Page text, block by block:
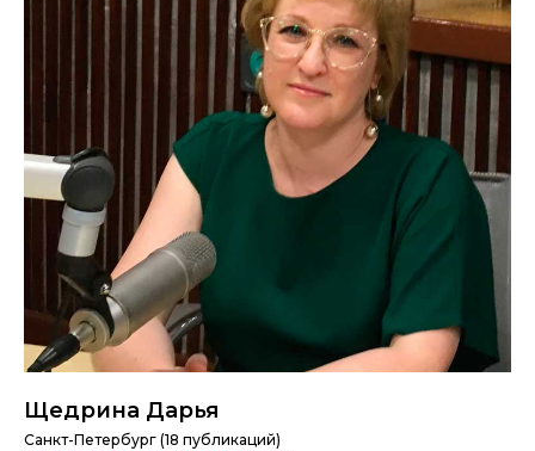
Щедрина Дарья
Санкт-Петербург (18 публикаций)